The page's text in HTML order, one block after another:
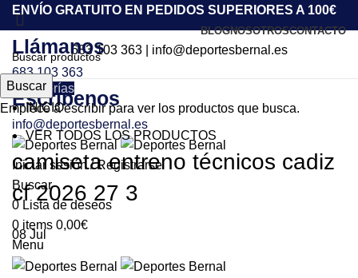
ENVÍO GRATUITO EN PEDIDOS SUPERIORES A 100€
BLOGNOSOTROSCONTACTO
683 103 363| info@deportesbernal.es
Llámanos
683 103 363
Escríbenos
info@deportesbernal.es
Iniciar sesión / Registrarse
Buscar
0 Lista de deseos
0 items 0,00€
Menu
Categorías
INICIO
VER TODOS LOS PRODUCTOS
camiseta entreno técnicos cadiz
cf 2026 27 3
08 Jul
Buscar
Empiece a escribir para ver los productos que busca.